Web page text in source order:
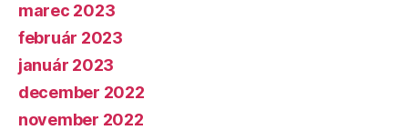
marec 2023
február 2023
január 2023
december 2022
november 2022